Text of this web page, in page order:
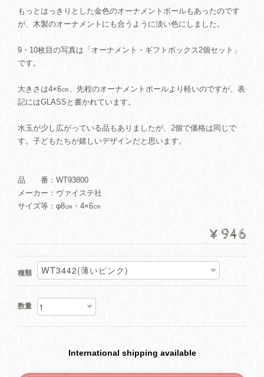
もっとはっきりとした金色のオーナメントボールもあったのです
が、木製のオーナメントにも合うように淡い色にしました。
9・10枚目の写真は「オーナメント・ギフトボックス2個セット」
です。
大きさは4×6㎝、先程のオーナメントボールより軽いのですが、表
記にはGLASSと書かれています。
水玉が少し広がっている品もありましたが、2個で価格は同じで
す。子どもたちが嬉しいデザインだと思います。
品 番：WT93800
メーカー：ヴァイステ社
サイズ等：φ8㎝・4×6㎝
¥946
種類
数量
International shipping available